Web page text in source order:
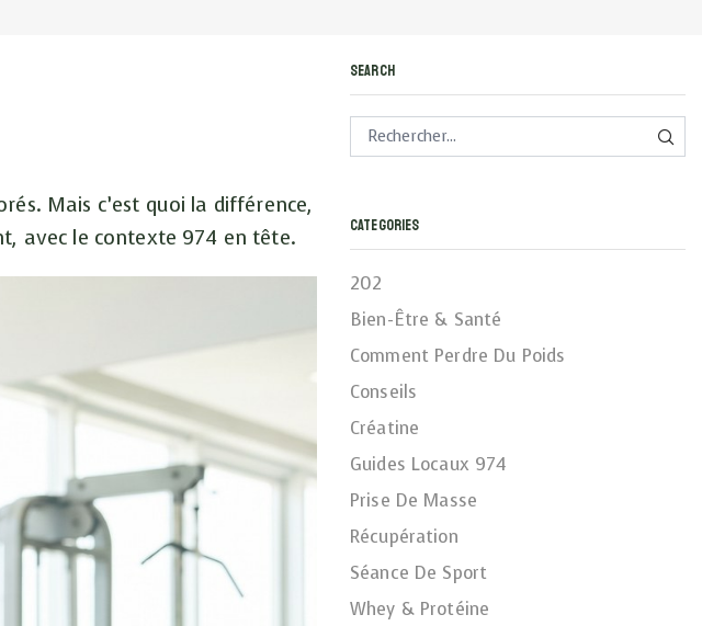
Mais c’est quoi la différence,
avec le contexte 974 en tête.
Search
Categories
202
Bien-Être & Santé
Comment Perdre Du Poids
Conseils
Créatine
Guides Locaux 974
Prise De Masse
Récupération
Séance De Sport
Whey & Protéine